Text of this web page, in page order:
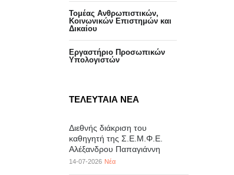
Τομέας Ανθρωπιστικών,
Κοινωνικών Επιστημών και
Δικαίου
Eργαστήριo Προσωπικών
Υπολογιστών
ΤΕΛΕΥΤΑΙΑ ΝΕΑ
Διεθνής διάκριση του
καθηγητή της Σ.Ε.Μ.Φ.Ε.
Αλέξανδρου Παπαγιάννη
14-07-2026 Νέα